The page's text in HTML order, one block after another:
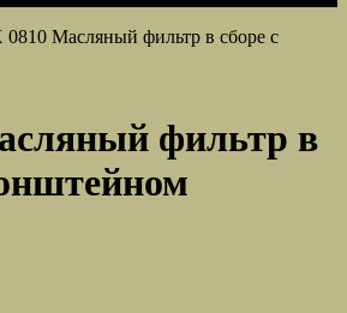
0810 Масляный фильтр в сборе с
фильтр в